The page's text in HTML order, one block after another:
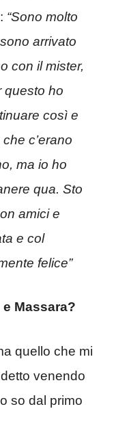
“Sono molto
arrivato
con il mister,
questo ho
così e
c’erano
ma io ho
qua. Sto
amici e
e col
felice”
Massara?
quello che mi
venendo
so dal primo